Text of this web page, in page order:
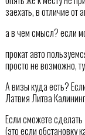
заехать, в отличие от
а в чем смысл? если
прокат авто
просто не возможно,
А визы куда есть?
Латвия Литва
Если сможете
(это если обстановку